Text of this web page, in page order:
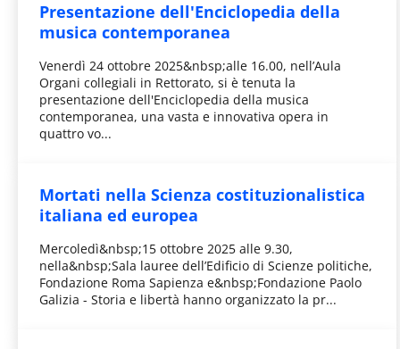
Presentazione dell'Enciclopedia della
musica contemporanea
Venerdì 24 ottobre 2025&nbsp;alle 16.00, nell’Aula
Organi collegiali in Rettorato, si è tenuta la
presentazione dell'Enciclopedia della musica
contemporanea, una vasta e innovativa opera in
quattro vo...
Mortati nella Scienza costituzionalistica
italiana ed europea
Mercoledì&nbsp;15 ottobre 2025 alle 9.30,
nella&nbsp;Sala lauree dell’Edificio di Scienze politiche,
Fondazione Roma Sapienza e&nbsp;Fondazione Paolo
Galizia - Storia e libertà hanno organizzato la pr...